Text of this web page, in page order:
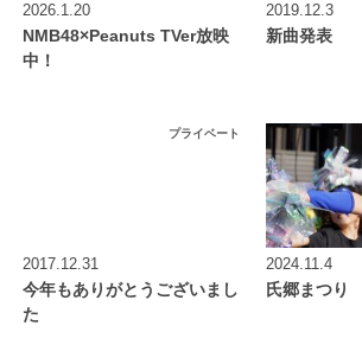
2026.1.20
NMB48×Peanuts TVer放映
中！
2019.12.3
新曲発表
プライベート
2017.12.31
今年もありがとうございまし
た
2024.11.4
氏郷まつり